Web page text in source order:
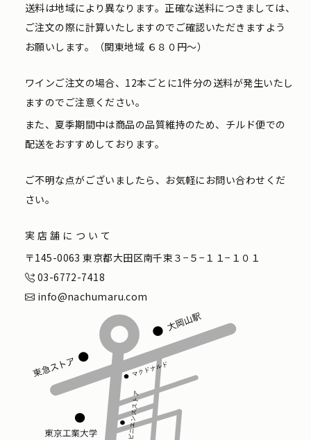
送料は地域により異なります。正確な送料につきましては、
ご注文の際に計算いたしますのでご確認いただきますよう
お願いします。（関東地域 ６８０円〜）
ワインご注文の場合、12本ごとに1件分の送料が発生いたし
ますのでご注意ください。
また、夏季期間中は商品の品質維持のため、チルド便での
配送をおすすめしております。
ご不明な点がございましたら、お気軽にお問い合わせくだ
さい。
実店舗について
〒145-0063 東京都大田区南千束３−５−１１−１０１
03-6772-7418
info@nachumaru.com